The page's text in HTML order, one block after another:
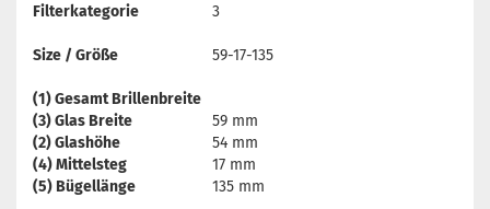
Filterkategorie
3
Size / Größe 59-17-135
(1) Gesamt Brillenbreite
(3) Glas Breite
59 mm
(2) Glashöhe
54 mm
(4) Mittelsteg
17 mm
(5) Bügellänge
135 mm